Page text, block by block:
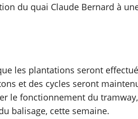
du quai Claude Bernard à
les plantations seront
et des cycles seront
le fonctionnement du
balisage, cette semaine.